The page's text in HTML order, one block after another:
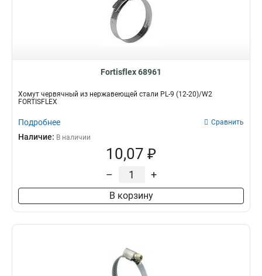
Fortisflex 68961
Хомут червячный из нержавеющей стали PL-9 (12-20)/W2
FORTISFLEX
Подробнее Сравнить
Наличие: В наличии
10,07 ₽
– +
В корзину